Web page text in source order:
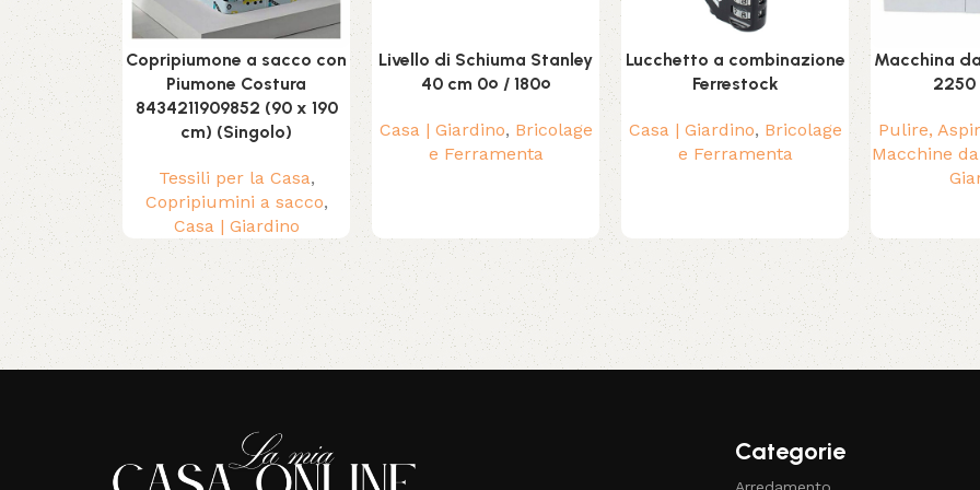
Copripiumone a sacco con
Piumone Costura
8434211909852 (90 x 190
cm) (Singolo)
Tessili per la Casa,
Copripiumini a sacco,
Casa | Giardino
Livello di Schiuma Stanley
40 cm 0º / 180º
Casa | Giardino, Bricolage
e Ferramenta
Lucchetto a combinazione
Ferrestock
Casa | Giardino, Bricolage
e Ferramenta
Macchina
2250
Pulire,
Macchine
Read More
Categorie
Arredamento